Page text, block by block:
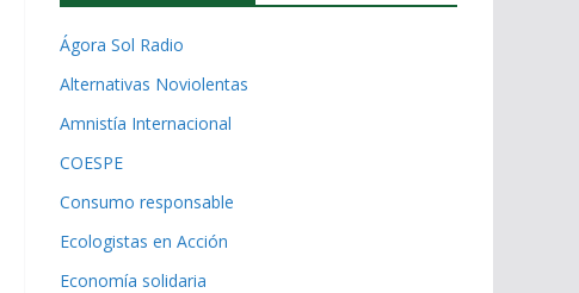
Ágora Sol Radio
Alternativas Noviolentas
Amnistía Internacional
COESPE
Consumo responsable
Ecologistas en Acción
Economía solidaria